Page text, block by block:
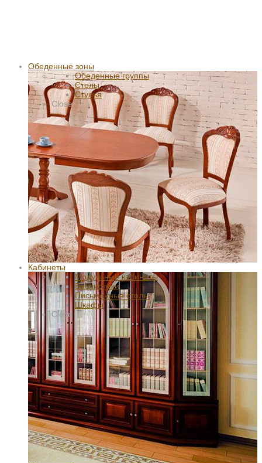
Обеденные зоны
Обеденные группы
Столы
Стулья
Close
Кабинеты
Модульные кабинеты
Библиотеки
Письменные столы
Шкафы
Close